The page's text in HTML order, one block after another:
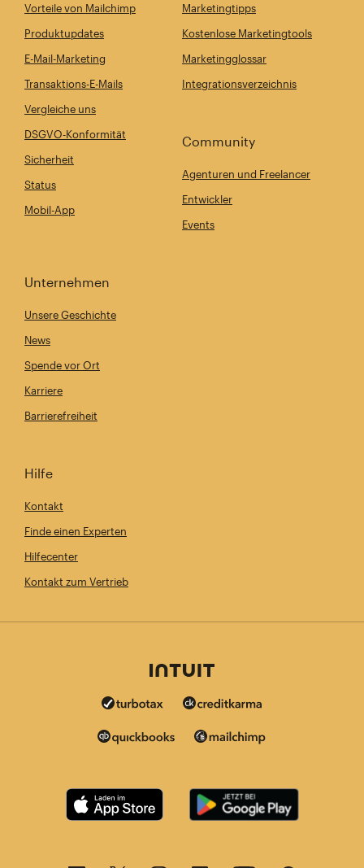
Vorteile von Mailchimp
Produktupdates
E-Mail-Marketing
Transaktions-E-Mails
Vergleiche uns
DSGVO-Konformität
Sicherheit
Status
Mobil-App
Marketingtipps
Kostenlose Marketingtools
Marketingglossar
Integrationsverzeichnis
Community
Agenturen und Freelancer
Entwickler
Events
Unternehmen
Unsere Geschichte
News
Spende vor Ort
Karriere
Barrierefreiheit
Hilfe
Kontakt
Finde einen Experten
Hilfecenter
Kontakt zum Vertrieb